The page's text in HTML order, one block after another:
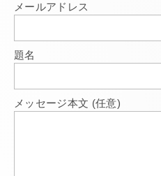
メールアドレス
題名
メッセージ本文 (任意)